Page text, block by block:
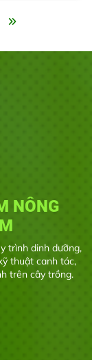
và chất
tăng hiệu
QUẢ ⇒
NÔNG
trình dinh dưỡng,
thuật canh tác,
trên cây trồng.